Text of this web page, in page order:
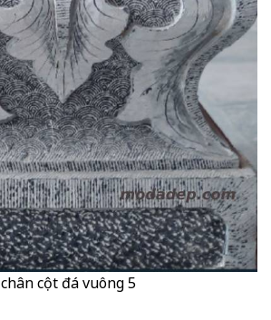
chân cột đá vuông 5